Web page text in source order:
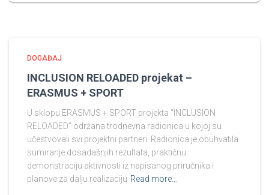
DOGAĐAJ
INCLUSION RELOADED projekat –
ERASMUS + SPORT
U sklopu ERASMUS + SPORT projekta “INCLUSION
RELOADED” održana trodnevna radionica u kojoj su
učestvovali svi projektni partneri. Radionica je obuhvatila
sumiranje dosadašnjih rezultata, praktičnu
demonstraciju aktivnosti iz napisanog priručnika i
planove za dalju realizaciju Read more…